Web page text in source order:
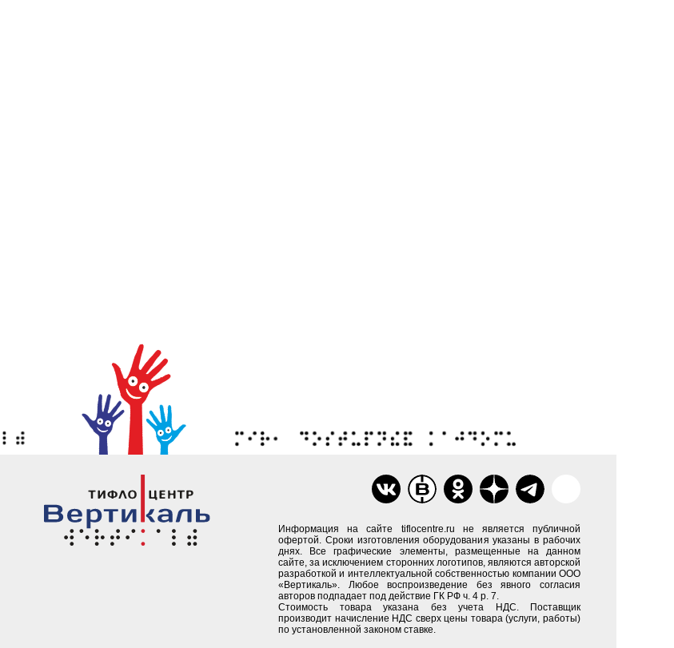
Информация на сайте tiflocentre.ru не является публичной
офертой. Сроки изготовления оборудования указаны в рабочих
днях. Все графические элементы, размещенные на данном
сайте, за исключением сторонних логотипов, являются авторской
разработкой и интеллектуальной собственностью компании ООО
«Вертикаль». Любое воспроизведение без явного согласия
авторов подпадает под действие ГК РФ ч. 4 р. 7.
Стоимость товара указана без учета НДС. Поставщик
производит начисление НДС сверх цены товара (услуги, работы)
по установленной законом ставке.